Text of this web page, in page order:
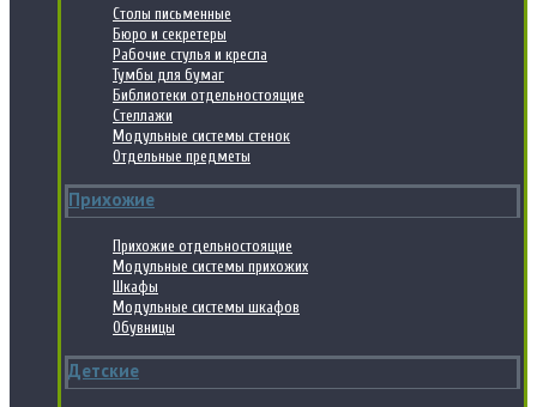
Столы письменные
Бюро и секретеры
Рабочие стулья и кресла
Тумбы для бумаг
Библиотеки отдельностоящие
Стеллажи
Модульные системы стенок
Отдельные предметы
Прихожие
Прихожие отдельностоящие
Модульные системы прихожих
Шкафы
Модульные системы шкафов
Обувницы
Детские